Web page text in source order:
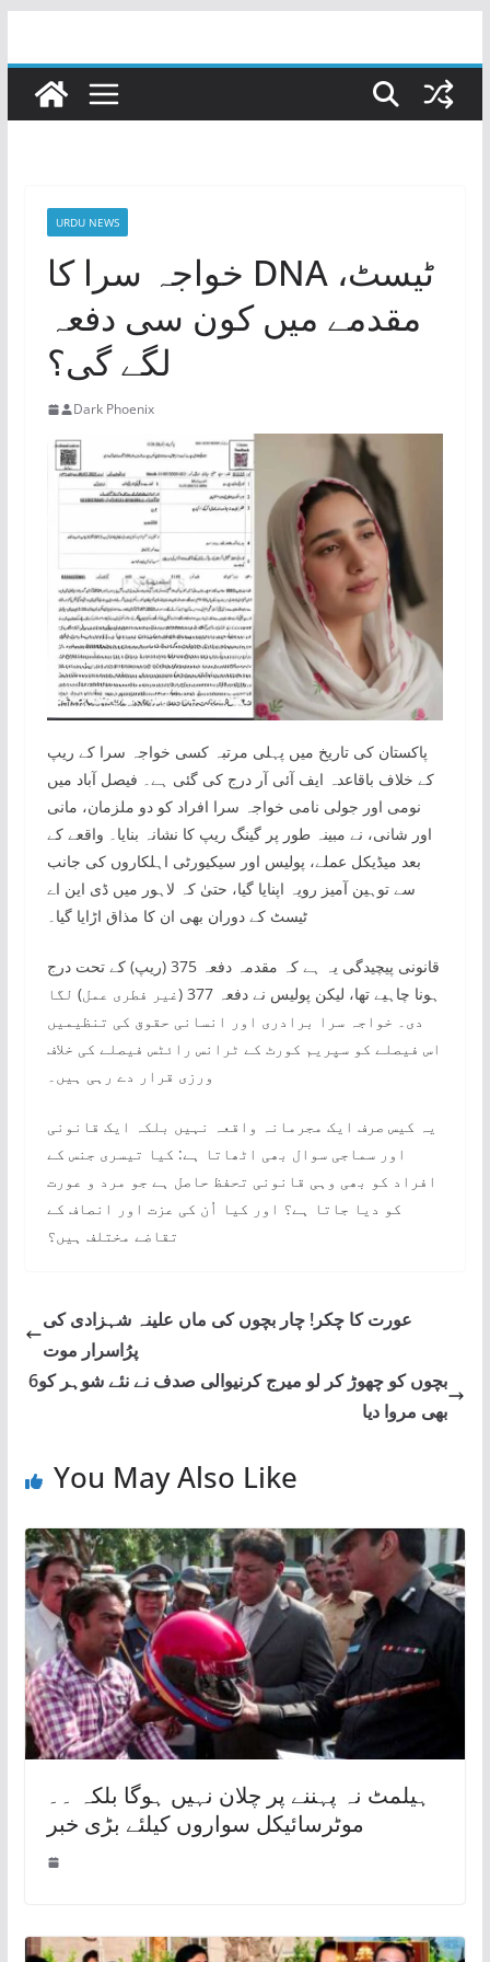
content
URDU NEWS
خواجہ سرا کا DNA ٹیسٹ،
مقدمے میں کون سی دفعہ
لگے گی؟
Dark Phoenix
پاکستان کی تاریخ میں پہلی مرتبہ کسی خواجہ سرا کے ریپ
کے خلاف باقاعدہ ایف آئی آر درج کی گئی ہے۔ فیصل آباد میں
نومی اور جولی نامی خواجہ سرا افراد کو دو ملزمان، مانی
اور شانی، نے مبینہ طور پر گینگ ریپ کا نشانہ بنایا۔ واقعے کے
بعد میڈیکل عملے، پولیس اور سیکیورٹی اہلکاروں کی جانب
سے توہین آمیز رویہ اپنایا گیا، حتیٰ کہ لاہور میں ڈی این اے
ٹیسٹ کے دوران بھی ان کا مذاق اڑایا گیا۔
قانونی پیچیدگی یہ ہے کہ مقدمہ دفعہ 375 (ریپ) کے تحت درج
ہونا چاہیے تھا، لیکن پولیس نے دفعہ 377 (غیر فطری عمل) لگا
دی۔ خواجہ سرا برادری اور انسانی حقوق کی تنظیمیں
اس فیصلے کو سپریم کورٹ کے ٹرانس رائٹس فیصلے کی خلاف
ورزی قرار دے رہی ہیں۔
یہ کیس صرف ایک مجرمانہ واقعہ نہیں بلکہ ایک قانونی
اور سماجی سوال بھی اٹھاتا ہے: کیا تیسری جنس کے
افراد کو بھی وہی قانونی تحفظ حاصل ہے جو مرد و عورت
کو دیا جاتا ہے؟ اور کیا اُن کی عزت اور انصاف کے
تقاضے مختلف ہیں؟
عورت کا چکر! چار بچوں کی ماں علینہ شہزادی کی
پرُاسرار موت
6بچوں کو چھوڑ کر لو میرج کرنیوالی صدف نے نئے شوہر کو
بھی مروا دیا
You May Also Like
ہیلمٹ نہ پہننے پر چلان نہیں ہوگا بلکہ ۔۔
موٹرسائیکل سواروں کیلئے بڑی خبر